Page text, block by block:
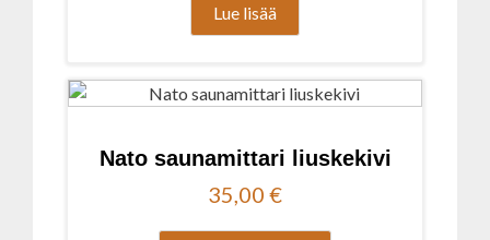
Lue lisää
Nato saunamittari liuskekivi
35,00 €